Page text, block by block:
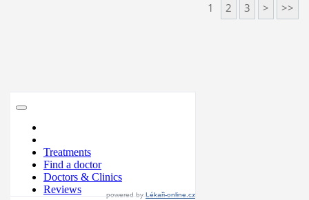
1 2 3 > >>
powered by Lékaři-online.cz